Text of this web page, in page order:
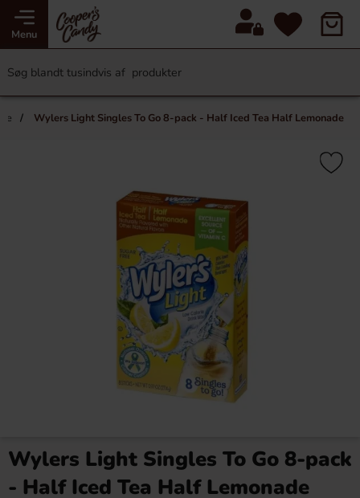
Menu
Wylers Light Singles To Go 8-pack - Half Iced Tea Half Lemonade
Wylers Light Singles To Go 8-pack
- Half Iced Tea Half Lemonade